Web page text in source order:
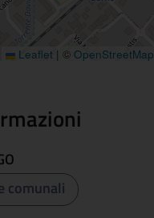
Leaflet | © OpenStreetMap
comunali